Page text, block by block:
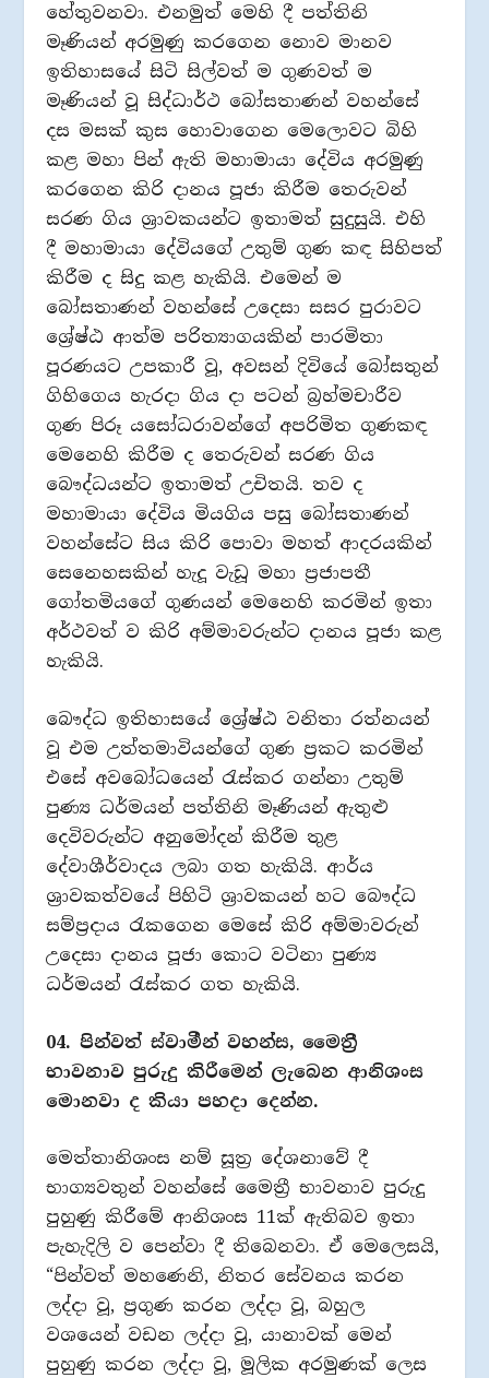
හේතුවනවා. එනමුත් මෙහි දී පත්තිනි
මෑණියන් අරමුණු කරගෙන නොව මානව
ඉතිහාසයේ සිටි සිල්වත් ම ගුණවත් ම
මෑණියන් වූ සිද්ධාර්ථ බෝසතාණන් වහන්සේ
දස මසක් කුස හොවාගෙන මෙලොවට බිහි
කළ මහා පින් ඇති මහාමායා දේවිය අරමුණු
කරගෙන කිරි දානය පූජා කිරීම තෙරුවන්
සරණ ගිය ශ්‍රාවකයන්ට ඉතාමත් සුදුසුයි. එහි
දී මහාමායා දේවියගේ උතුම් ගුණ කඳ සිහිපත්
කිරීම ද සිදු කළ හැකියි. එමෙන් ම
බෝසතාණන් වහන්සේ උදෙසා සසර පුරාවට
ශ්‍රේෂ්ඨ ආත්ම පරිත්‍යාගයකින් පාරමිතා
පූරණයට උපකාරී වූ, අවසන් දිවියේ බෝසතුන්
ගිහිගෙය හැරදා ගිය දා පටන් බ්‍රහ්මචාරීව
ගුණ පිරූ යසෝධරාවන්ගේ අපරිමිත ගුණකඳ
මෙනෙහි කිරීම ද තෙරුවන් සරණ ගිය
බෞද්ධයන්ට ඉතාමත් උචිතයි. තව ද
මහාමායා දේවිය මියගිය පසු බෝසතාණන්
වහන්සේට සිය කිරි පොවා මහත් ආදරයකින්
සෙනෙහසකින් හැදූ වැඩූ මහා ප්‍රජාපතී
ගෝතමියගේ ගුණයන් මෙනෙහි කරමින් ඉතා
අර්ථවත් ව කිරි අම්මාවරුන්ට දානය පූජා කළ
හැකියි.
බෞද්ධ ඉතිහාසයේ ශ්‍රේෂ්ඨ වනිතා රත්නයන්
වූ එම උත්තමාවියන්ගේ ගුණ ප්‍රකට කරමින්
එසේ අවබෝධයෙන් රැස්කර ගන්නා උතුම්
පුණ්‍ය ධර්මයන් පත්තිනි මෑණියන් ඇතුළු
දෙවිවරුන්ට අනුමෝදන් කිරීම තුළ
දේවාශීර්වාදය ලබා ගත හැකියි. ආර්ය
ශ්‍රාවකත්වයේ පිහිටි ශ්‍රාවකයන් හට බෞද්ධ
සම්ප්‍රදාය රැකගෙන මෙසේ කිරි අම්මාවරුන්
උදෙසා දානය පූජා කොට වටිනා පුණ්‍ය
ධර්මයන් රැස්කර ගත හැකියි.
04. පින්වත් ස්වාමීන් වහන්ස, මෛත්‍රී
භාවනාව පුරුදු කිරීමෙන් ලැබෙන ආනිශංස
මොනවා ද කියා පහදා දෙන්න.
මෙත්තානිශංස නම් සූත්‍ර දේශනාවේ දී
භාග්‍යවතුන් වහන්සේ මෛත්‍රී භාවනාව පුරුදු
පුහුණු කිරීමේ ආනිශංස 11ක් ඇතිබව ඉතා
පැහැදිලි ව පෙන්වා දී තිබෙනවා. ඒ මෙලෙසයි,
“පින්වත් මහණෙනි, නිතර සේවනය කරන
ලද්දා වූ, ප්‍රගුණ කරන ලද්දා වූ, බහුල
වශයෙන් වඩන ලද්දා වූ, යානාවක් මෙන්
පුහුණු කරන ලද්දා වූ, මූලික අරමුණක් ලෙස